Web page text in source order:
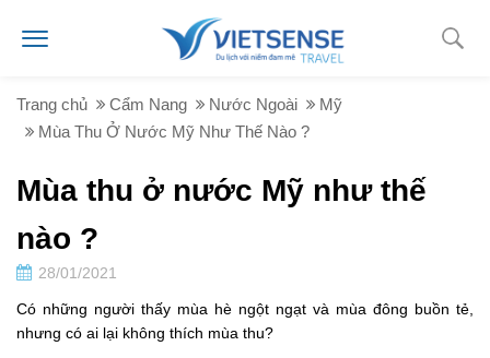
Trang chủ Cẩm Nang Nước Ngoài
Mỹ
Mùa Thu Ở Nước Mỹ Như Thế Nào ?
Mùa thu ở nước Mỹ như thế
nào ?
28/01/2021
Có những người thấy mùa hè ngột ngạt và mùa đông buồn tẻ,
nhưng có ai lại không thích mùa thu?